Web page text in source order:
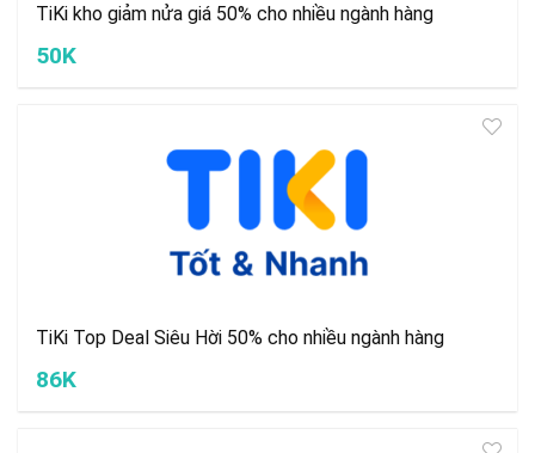
TiKi kho giảm nửa giá 50% cho nhiều ngành hàng
50K
TiKi Top Deal Siêu Hời 50% cho nhiều ngành hàng
86K